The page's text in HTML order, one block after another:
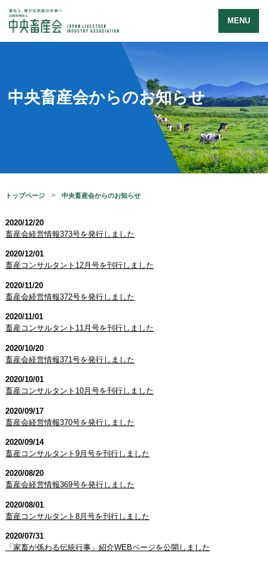
MENU
中央畜産会からのお知らせ
トップページ 中央畜産会からのお知らせ
2020/12/20
畜産会経営情報373号を発行しました
2020/12/01
畜産コンサルタント12月号を刊行しました
2020/11/20
畜産会経営情報372号を発行しました
2020/11/01
畜産コンサルタント11月号を刊行しました
2020/10/20
畜産会経営情報371号を発行しました
2020/10/01
畜産コンサルタント10月号を刊行しました
2020/09/17
畜産会経営情報370号を発行しました
2020/09/14
畜産コンサルタント9月号を刊行しました
2020/08/20
畜産会経営情報369号を発行しました
2020/08/01
畜産コンサルタント8月号を刊行しました
2020/07/31
「家畜が係わる伝統行事」紹介WEBページを公開しました